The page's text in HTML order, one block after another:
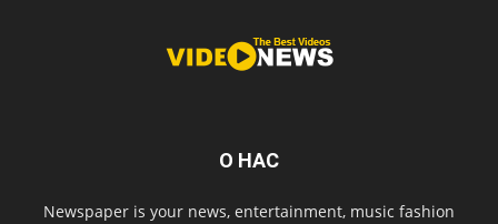
О НАС
Newspaper is your news, entertainment, music fashion